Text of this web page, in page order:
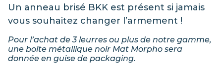
Un anneau brisé BKK est présent si jamais
vous souhaitez changer l’armement !
Pour l’achat de 3 leurres ou plus de notre gamme,
une boite métallique noir Mat Morpho sera
donnée en guise de packaging.